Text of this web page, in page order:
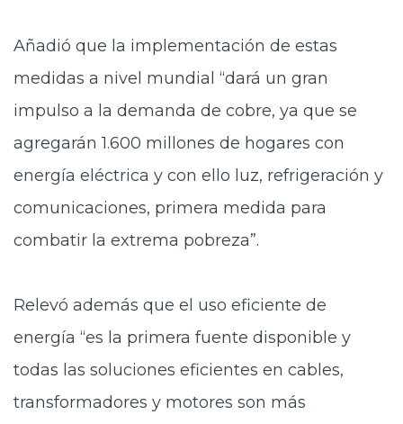
Añadió que la implementación de estas
medidas a nivel mundial “dará un gran
impulso a la demanda de cobre, ya que se
agregarán 1.600 millones de hogares con
energía eléctrica y con ello luz, refrigeración y
comunicaciones, primera medida para
combatir la extrema pobreza”.
Relevó además que el uso eficiente de
energía “es la primera fuente disponible y
todas las soluciones eficientes en cables,
transformadores y motores son más